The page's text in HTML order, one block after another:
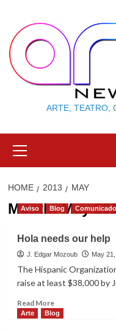
content
ARTE, TEATRO,
Menu
HOME 2013 MAY
Month:May
Aviso Blog
Hola needs our help
J. Edgar Mozoub May
The Hispanic
raise at least $38,000 by
Read MoreRead
more
Arte Blog